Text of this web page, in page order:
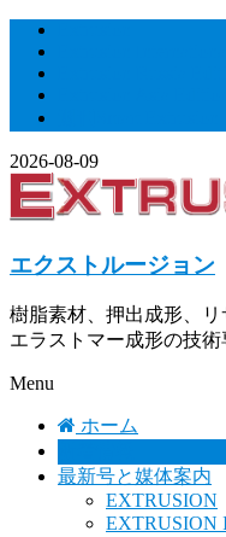
Skip
content
2026-08-09
エクストルージョン
樹脂素材、押出成形、リ
エラストマー成形の技術
Menu
ホーム
最新号と媒体案内
EXTRUSION
EXTRUSION